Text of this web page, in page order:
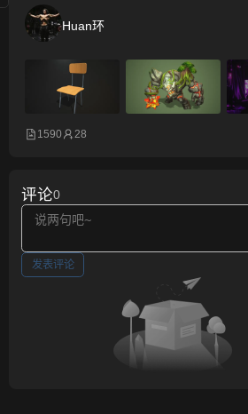
Huan环
1590 28
评论0
发表评论